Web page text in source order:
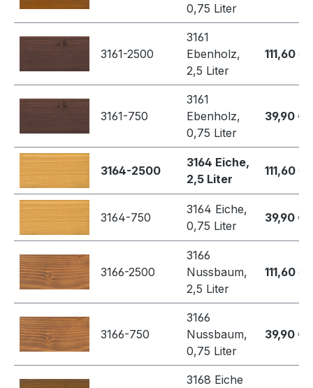
0,75 Liter
3161-2500
3161
Ebenholz,
2,5 Liter
111,60 €
3161-750
3161
Ebenholz,
0,75 Liter
39,90 €
3164-2500
3164 Eiche,
2,5 Liter
111,60 €
3164-750
3164 Eiche,
0,75 Liter
39,90 €
3166-2500
3166
Nussbaum,
2,5 Liter
111,60 €
3166-750
3166
Nussbaum,
0,75 Liter
39,90 €
3168 Eiche